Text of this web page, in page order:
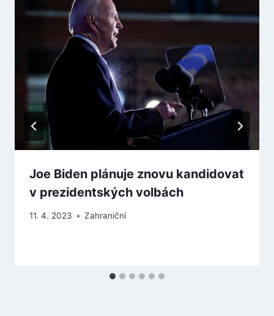
Joe Biden plánuje znovu kandidovat
v prezidentských volbách
11. 4. 2023 Zahraniční